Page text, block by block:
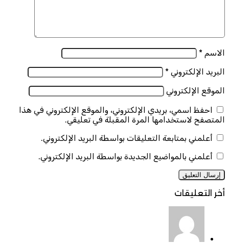
الاسم *
البريد الإلكتروني *
الموقع الإلكتروني
احفظ اسمي، بريدي الإلكتروني، والموقع الإلكتروني في هذا
المتصفح لاستخدامها المرة المقبلة في تعليقي.
أعلمني بمتابعة التعليقات بواسطة البريد الإلكتروني.
أعلمني بالمواضيع الجديدة بواسطة البريد الإلكتروني.
أخر التعليقات